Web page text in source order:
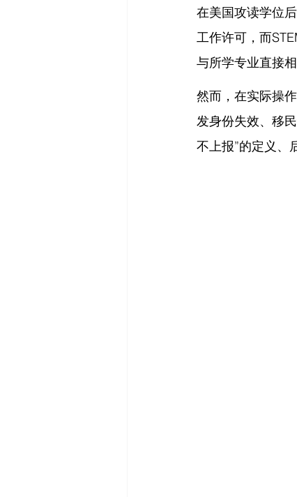
在美国攻读学位
工作许可，而
与所学专业直接
然而，在实际操
发身份失效、移
不上报”的定义、